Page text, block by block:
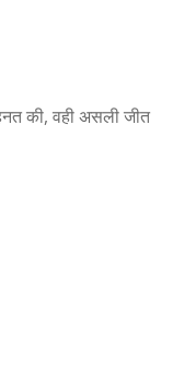
की, वही असली जीत